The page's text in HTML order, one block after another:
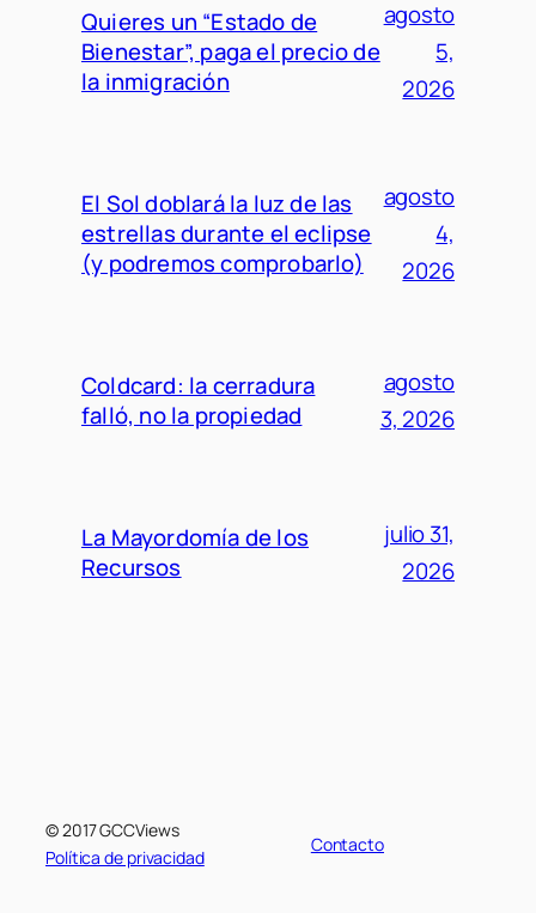
Quieres un “Estado de
Bienestar”, paga el precio de
la inmigración
agosto
5,
2026
El Sol doblará la luz de las
estrellas durante el eclipse
(y podremos comprobarlo)
agosto
4,
2026
Coldcard: la cerradura
falló, no la propiedad
agosto
3, 2026
La Mayordomía de los
Recursos
julio 31,
2026
© 2017 GCCViews
Política de privacidad
Contacto